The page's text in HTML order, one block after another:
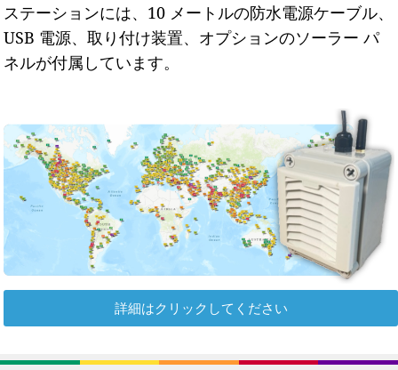
ステーションには、10 メートルの防水電源ケーブル、
USB 電源、取り付け装置、オプションのソーラー パ
ネルが付属しています。
詳細はクリックしてください